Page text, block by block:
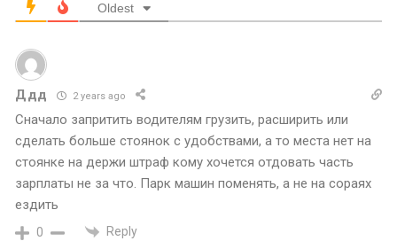
Oldest
Ддд 2 years ago
Сначало запритить водителям грузить, расширить или
сделать больше стоянок с удобствами, а то места нет на
стоянке на держи штраф кому хочется отдовать часть
зарплаты не за что. Парк машин поменять, а не на сораях
ездить
0 Reply